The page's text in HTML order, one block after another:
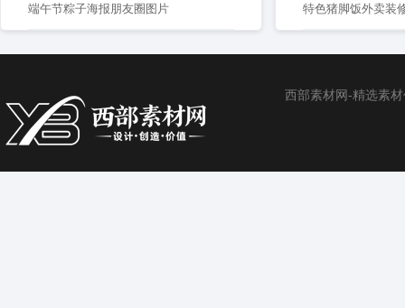
端午节粽子海报朋友圈图片 特色猪脚饭外卖装
西部素材网-精选素